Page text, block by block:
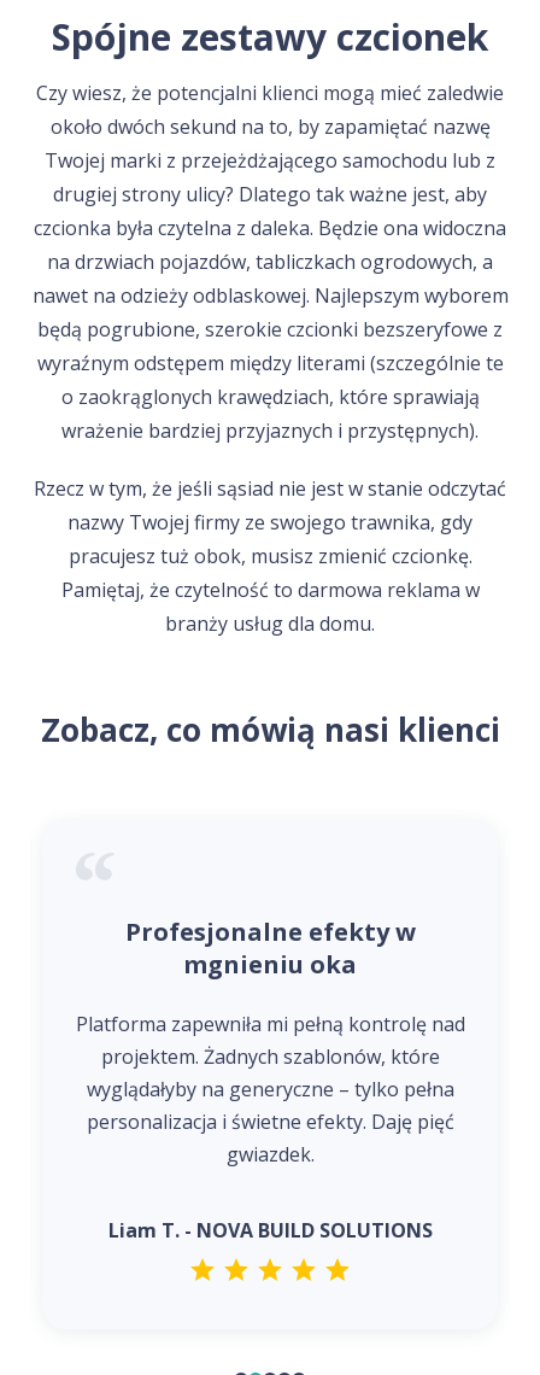
Spójne zestawy czcionek
Czy wiesz, że potencjalni klienci mogą mieć zaledwie
około dwóch sekund na to, by zapamiętać nazwę
Twojej marki z przejeżdżającego samochodu lub z
drugiej strony ulicy? Dlatego tak ważne jest, aby
czcionka była czytelna z daleka. Będzie ona widoczna
na drzwiach pojazdów, tabliczkach ogrodowych, a
nawet na odzieży odblaskowej. Najlepszym wyborem
będą pogrubione, szerokie czcionki bezszeryfowe z
wyraźnym odstępem między literami (szczególnie te
o zaokrąglonych krawędziach, które sprawiają
wrażenie bardziej przyjaznych i przystępnych).
Rzecz w tym, że jeśli sąsiad nie jest w stanie odczytać
nazwy Twojej firmy ze swojego trawnika, gdy
pracujesz tuż obok, musisz zmienić czcionkę.
Pamiętaj, że czytelność to darmowa reklama w
branży usług dla domu.
Zobacz, co mówią nasi klienci
efekty w
pełną kontrolę nad
które
– tylko pełna
efekty. Daję pięć
SOLUTIONS
Łatwe i
Kreator logo był niezwykle
początku do końca.
eksperymentować z
stworzyć projekt, z
Sophie R. - ELARA